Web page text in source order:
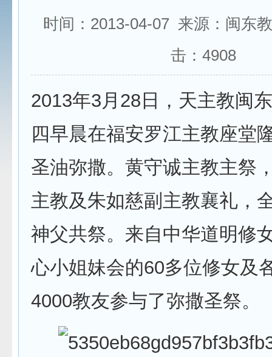
时间：2013-04-07 来源：闽东
击： 4908
2013年3月28日，天主教闽
四早晨在福安罗江主教座堂
圣油弥撒。黄守诚主教主祭
主教及朱如慈副主教襄礼，
神父共祭。来自中华道明修
心小姐妹会的60多位修女及
4000教友参与了弥撒圣祭。